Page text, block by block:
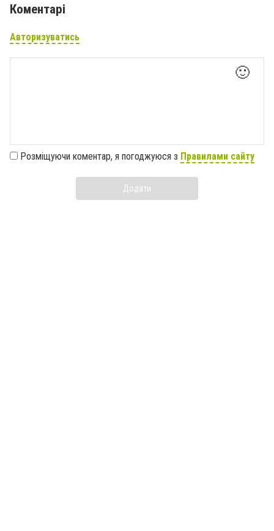
Коментарі
Авторизуватись
🙂
Розміщуючи коментар, я погоджуюся з Правилами сайту
Додати